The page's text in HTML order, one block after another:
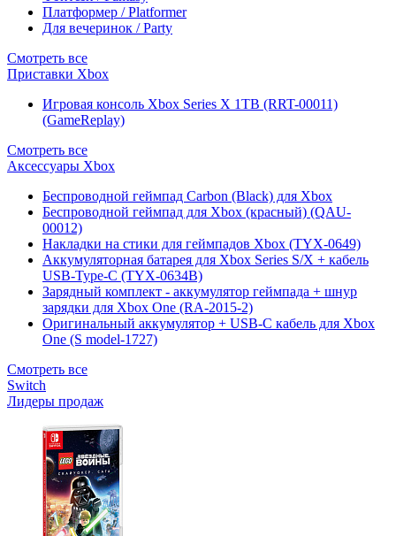
Платформер / Platformer
Для вечеринок / Party
Смотреть все
Приставки Xbox
Игровая консоль Xbox Series X 1TB (RRT-00011)
(GameReplay)
Смотреть все
Аксессуары Xbox
Беспроводной геймпад Carbon (Black) для Xbox
Беспроводной геймпад для Xbox (красный) (QAU-
00012)
Накладки на стики для геймпадов Xbox (TYX-0649)
Аккумуляторная батарея для Xbox Series S/X + кабель
USB-Type-C (TYX-0634B)
Зарядный комплект - аккумулятор геймпада + шнур
зарядки для Xbox One (RA-2015-2)
Оригинальный аккумулятор + USB-C кабель для Xbox
One (S model-1727)
Смотреть все
Switch
Лидеры продаж